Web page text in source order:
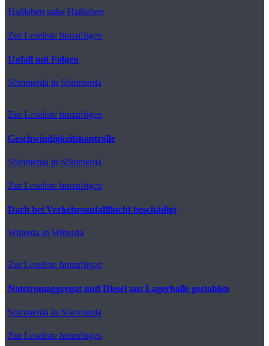
Haßleben nahe Haßleben
Zur Leseliste hinzufügen
Unfall mit Folgen
Sömmerda in Sömmerda
Zur Leseliste hinzufügen
Geschwindigkeitskontrolle
Sömmerda in Sömmerda
Zur Leseliste hinzufügen
Dach bei Verkehrsunfallflucht beschädigt
Witterda in Witterda
Zur Leseliste hinzufügen
Notstromaggregat und Diesel aus Lagerhalle gestohlen
Sömmerda in Sömmerda
Zur Leseliste hinzufügen